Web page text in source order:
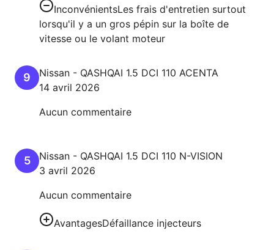
InconvénientsLes frais d'entretien surtout
lorsqu'il y a un gros pépin sur la boîte de
vitesse ou le volant moteur
9 Nissan - QASHQAI 1.5 DCI 110 ACENTA
14 avril 2026
Aucun commentaire
5 Nissan - QASHQAI 1.5 DCI 110 N-VISION
3 avril 2026
Aucun commentaire
AvantagesDéfaillance injecteurs